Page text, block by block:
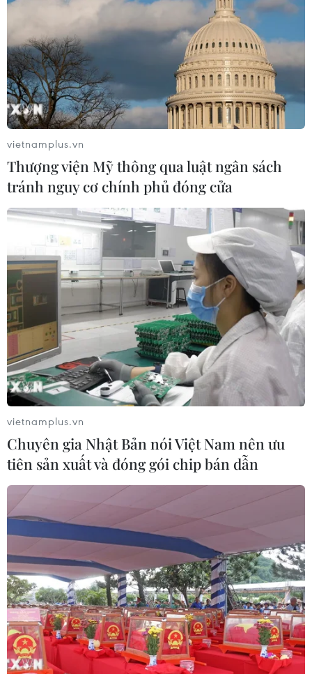
vietnamplus.vn
Thượng viện Mỹ thông qua luật ngân sách
tránh nguy cơ chính phủ đóng cửa
vietnamplus.vn
Chuyên gia Nhật Bản nói Việt Nam nên ưu
tiên sản xuất và đóng gói chip bán dẫn